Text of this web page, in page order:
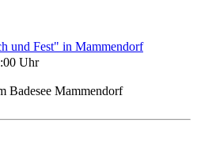
und Fest" in Mammendorf
Uhr
Badesee Mammendorf